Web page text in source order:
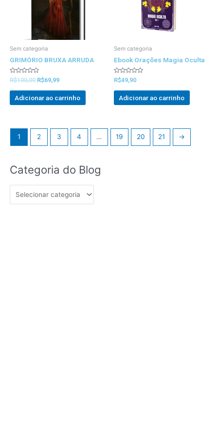
Sem categoria
GRIMÓRIO BRUXA ARRUDA
Avaliado
0
out
R$100,00 R$69,99
Adicionar ao carrinho
Sem categoria
Ebook Orações Magia Oculta
Avaliado
0
out
R$49,90
Adicionar ao carrinho
1 2 3 4 … 19 20 21 →
Categoria do Blog
Categoria
do
Blog